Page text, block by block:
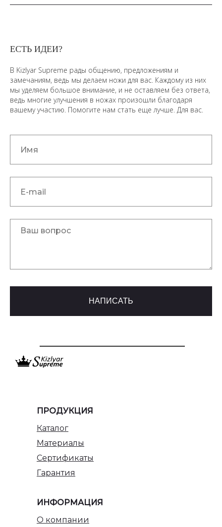
ЕСТЬ ИДЕИ?
В Kizlyar Supreme рады общению, предложениям и
замечаниям, ведь мы делаем ножи для вас. Каждому из них
мы уделяем большое внимание, и не оставляем без ответа,
ведь многие улучшения в ножах произошли благодаря
вашему участию. Помогите нам стать еще лучше. Для вас.
НАПИСАТЬ
ПРОДУКЦИЯ
ИНФОРМАЦИЯ
Каталог
Материалы
Сертификаты
Гарантия
О компании